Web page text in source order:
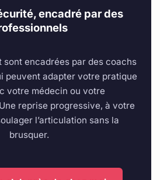
encadré par des
encadrées par des coachs
peuvent adapter votre pratique
votre médecin ou votre
reprise progressive, à votre
l’articulation sans la
brusquer.